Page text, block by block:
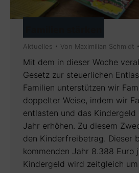
Aktuelles Von Maximilian Schmidt
Mit dem in dieser Woche
Gesetz zur steuerlichen
Familien unterstützen wir
doppelter Weise, indem wir
entlasten und das Kindergeld
Jahr erhöhen. Zu diesem
den Kinderfreibetrag. Dieser
kommenden Jahr 8.388 Euro
Kindergeld wird zeitgleich